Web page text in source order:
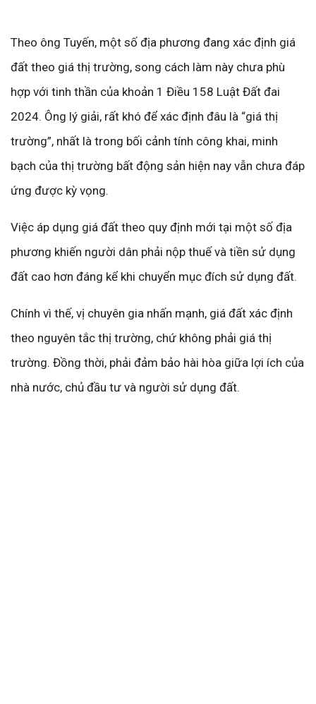
Theo ông Tuyến, một số địa phương đang xác định giá
đất theo giá thị trường, song cách làm này chưa phù
hợp với tinh thần của khoản 1 Điều 158 Luật Đất đai
2024. Ông lý giải, rất khó để xác định đâu là “giá thị
trường”, nhất là trong bối cảnh tính công khai, minh
bạch của thị trường bất động sản hiện nay vẫn chưa đáp
ứng được kỳ vọng.
Việc áp dụng giá đất theo quy định mới tại một số địa
phương khiến người dân phải nộp thuế và tiền sử dụng
đất cao hơn đáng kể khi chuyển mục đích sử dụng đất.
Chính vì thế, vị chuyên gia nhấn mạnh, giá đất xác định
theo nguyên tắc thị trường, chứ không phải giá thị
trường. Đồng thời, phải đảm bảo hài hòa giữa lợi ích của
nhà nước, chủ đầu tư và người sử dụng đất.